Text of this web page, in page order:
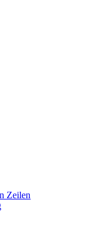
Zeilen